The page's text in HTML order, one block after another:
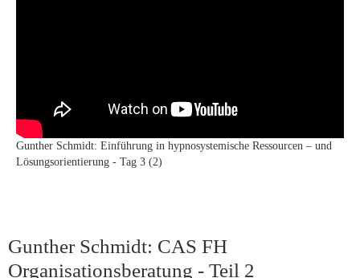
Gunther Schmidt: Einführung in hypnosystemische Ressourcen – und
Lösungsorientierung - Tag 3 (2)
Gunther Schmidt: CAS FH
Organisationsberatung - Teil 2